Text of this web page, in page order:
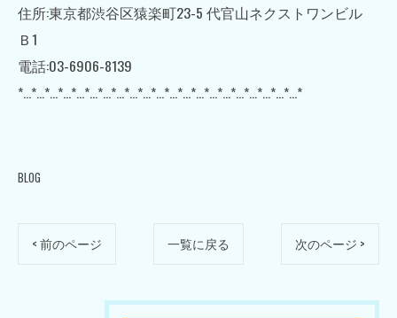
住所:東京都渋谷区猿楽町23-5 代官山ネクストワンビル
Ｂ1
電話:03-6906-8139
*…*…*…*…*…*…*…*…*…*…*…*…*…*…*…*…*…*…*…*…*…*
BLOG
< 前のページ 一覧に戻る 次のページ >